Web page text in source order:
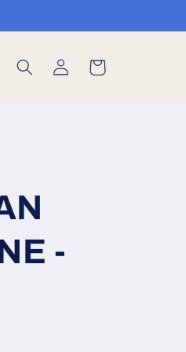
Accedi Carrello
-